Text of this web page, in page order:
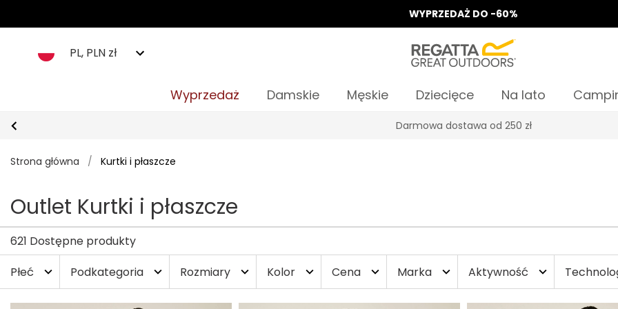
WYPRZEDAŻ DO -60%
PL, PLN zł
Wyprzedaż Damskie Męskie Dziecięce Na lato
Odbierz 15%, za zapis do Newslettera*
Strona główna / Kurtki i płaszcze
Outlet Kurtki i płaszcze
621 Dostępne produkty
Płeć
expand_more Podkategoria expand_more Rozmiary expand_more Kolor expand_more Cena expand_more Marka expand_more Aktywność expand_more